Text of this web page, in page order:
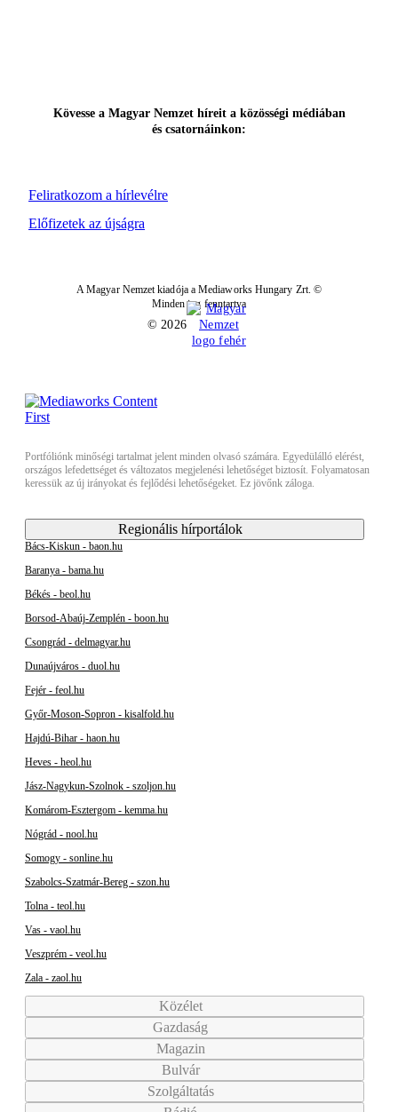
Feliratkozom a hírlevélre
Kövesse a Magyar Nemzet híreit a közösségi médiában
és csatornáinkon:
Előfizetek az újságra
A Magyar Nemzet kiadója a Mediaworks Hungary Zrt. ©
Minden jog fenntartva
© 2026
Portfóliónk minőségi tartalmat jelent minden olvasó számára. Egyedülálló elérést,
országos lefedettséget és változatos megjelenési lehetőséget biztosít. Folyamatosan
keressük az új irányokat és fejlődési lehetőségeket. Ez jövőnk záloga.
Regionális hírportálok
Bács-Kiskun - baon.hu
Baranya - bama.hu
Békés - beol.hu
Borsod-Abaúj-Zemplén - boon.hu
Csongrád - delmagyar.hu
Dunaújváros - duol.hu
Fejér - feol.hu
Győr-Moson-Sopron - kisalfold.hu
Hajdú-Bihar - haon.hu
Heves - heol.hu
Jász-Nagykun-Szolnok - szoljon.hu
Komárom-Esztergom - kemma.hu
Nógrád - nool.hu
Somogy - sonline.hu
Szabolcs-Szatmár-Bereg - szon.hu
Tolna - teol.hu
Vas - vaol.hu
Veszprém - veol.hu
Zala - zaol.hu
Közélet
Gazdaság
Magazin
Bulvár
Szolgáltatás